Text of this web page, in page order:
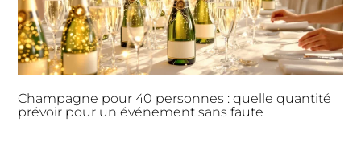
Champagne pour 40 personnes : quelle quantité
prévoir pour un événement sans faute